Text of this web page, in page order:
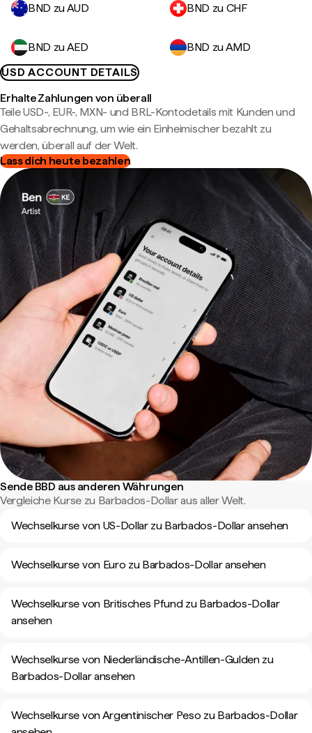
BND zu AUD BND zu CHF
BND zu AED
BND zu AMD
USD ACCOUNT DETAILS
Erhalte Zahlungen von überall
Teile USD-, EUR-, MXN- und BRL-Kontodetails mit Kunden und
Gehaltsabrechnung, um wie ein Einheimischer bezahlt zu
werden, überall auf der Welt.
Lass dich heute bezahlen
Sende BBD aus anderen Währungen
Vergleiche Kurse zu Barbados-Dollar aus aller Welt.
Wechselkurse von US-Dollar zu Barbados-Dollar ansehen
Wechselkurse von Euro zu Barbados-Dollar ansehen
Wechselkurse von Britisches Pfund zu Barbados-Dollar
ansehen
Wechselkurse von Niederländische-Antillen-Gulden zu
Barbados-Dollar ansehen
Wechselkurse von Argentinischer Peso zu Barbados-Dollar